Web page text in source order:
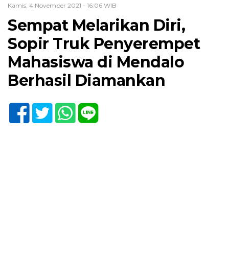
Kamis, 4 November 2021 - 16:06 WIB
Sempat Melarikan Diri,
Sopir Truk Penyerempet
Mahasiswa di Mendalo
Berhasil Diamankan